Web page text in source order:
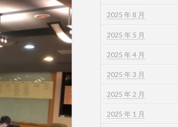
2025 年 8 月
2025 年 5 月
2025 年 4 月
2025 年 3 月
2025 年 2 月
2025 年 1 月